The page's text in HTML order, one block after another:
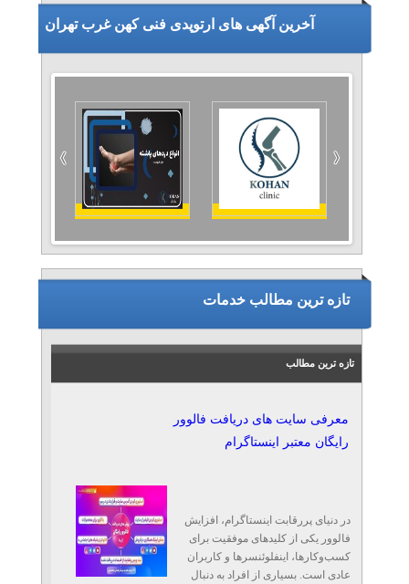
آخرین آگهی های ارتوپدی فنی کهن غرب تهران
تازه ترین مطالب خدمات
تازه ترین مطالب
معرفی سایت‌ های دریافت فالوور
رایگان معتبر اینستاگرام
در دنیای پررقابت اینستاگرام، افزایش
فالوور یکی از کلیدهای موفقیت برای
کسب‌وکارها، اینفلوئنسرها و کاربران
عادی است. بسیاری از افراد به دنبال